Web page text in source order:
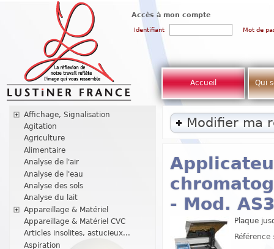
Accès à mon compte
Identifiant Mot de
Accueil Qui
Affichage, Signalisation
Agitation
Agriculture
Alimentaire
Analyse de l'air
Analyse de l'eau
Analyse des sols
Analyse du lait
Appareillage & Matériel
Appareillage & Matériel CVC
Articles insolites, astucieux...
Aspiration
Modifier ma
- Mod.
Plaque